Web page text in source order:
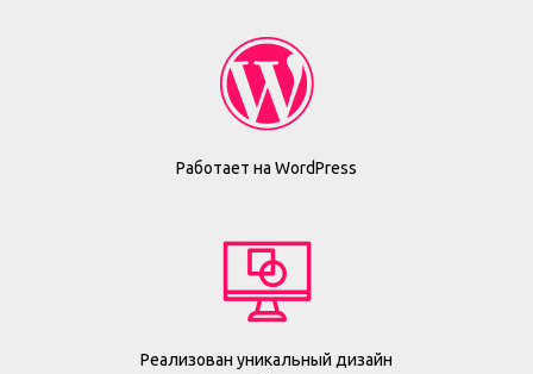
Работает на WordPress
Реализован уникальный дизайн